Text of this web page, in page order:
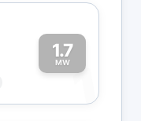
1.7
MW1